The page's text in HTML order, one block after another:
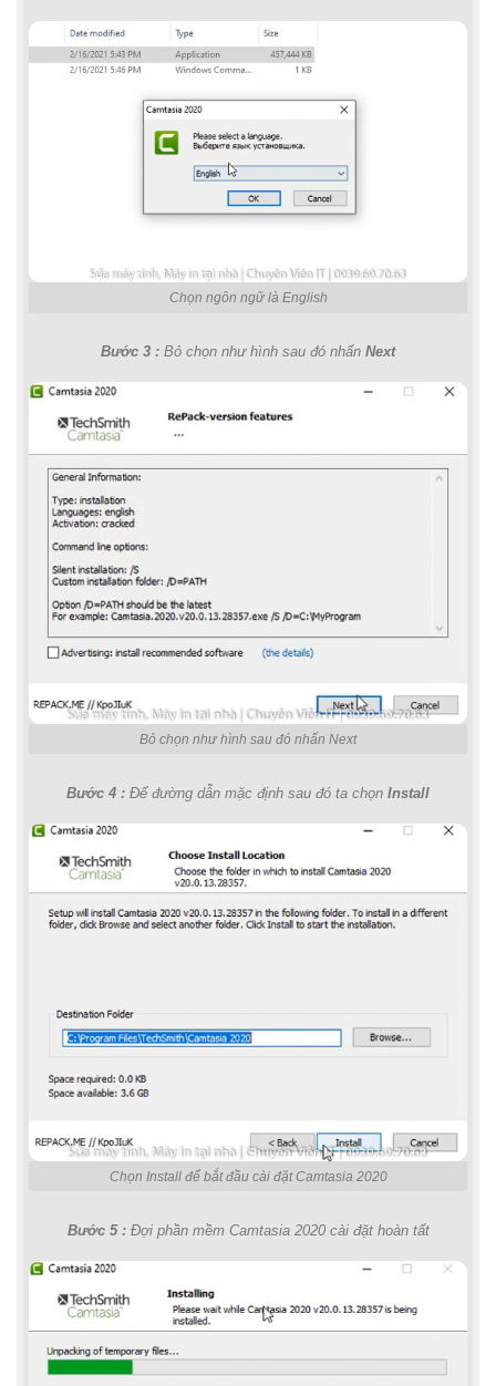
Chọn ngôn ngữ là English
Bước 3 : Bỏ chọn như hình sau đó nhấn Next
Bỏ chọn như hình sau đó nhấn Next
Bước 4 : Để đường dẫn mặc định sau đó ta chọn Install
Chọn Install để bắt đầu cài đặt Camtasia 2020
Bước 5 :Đợi phần mềm Camtasia 2020 cài đặt hoàn tất